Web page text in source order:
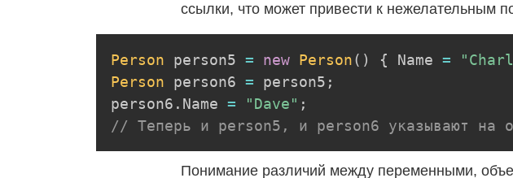
ссылки, что может привести к нежелательным
Person person5 = new Person( ) { Name =
Person person6 = person5 ;
person6 . Name = "Dave" ;
// Теперь и person5, и person6 указывают на
Понимание различий между переменными,